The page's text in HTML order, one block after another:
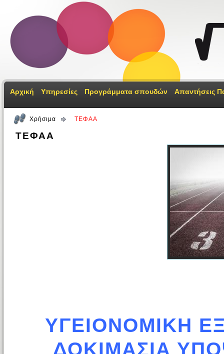
Αρχική Υπηρεσίες Προγράμματα σπουδών Απαντήσεις
Χρήσιμα ΤΕΦΑΑ
ΤΕΦΑΑ
ΥΓΕΙΟΝΟΜΙΚΗ
ΔΟΚΙΜΑΣΙΑ